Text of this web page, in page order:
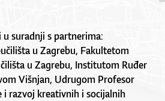
suradnji s partnerima:
u Zagrebu, Fakultetom
u Zagrebu, Institutom Ruđer
Višnjan, Udrugom Profesor
razvoj kreativnih i socijalnih